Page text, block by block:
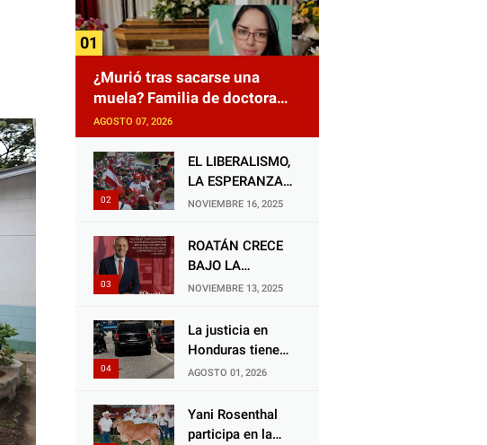
¿Murió tras sacarse una
muela? Familia de doctora
exige justicia por presunta
mala práctica odontológica
AGOSTO 07, 2026
EL LIBERALISMO,
LA ESPERANZA
QUE RENACE
NOVIEMBRE 16, 2025
ROATÁN CRECE
BAJO LA
ALCALDÍA DE RON
GESTOR ALIADO
DE LA
NOVIEMBRE 13, 2025
La justicia en
Honduras tiene
una deuda
animales, y
negarse a castigar
AGOSTO 01, 2026
Yani Rosenthal
participa en la